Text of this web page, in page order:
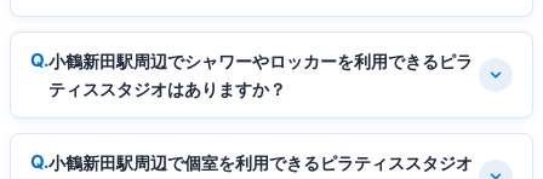
小鶴新田駅周辺でシャワーやロッカーを利用できるピラ
ティススタジオはありますか？
小鶴新田駅周辺で個室を利用できるピラティススタジオ